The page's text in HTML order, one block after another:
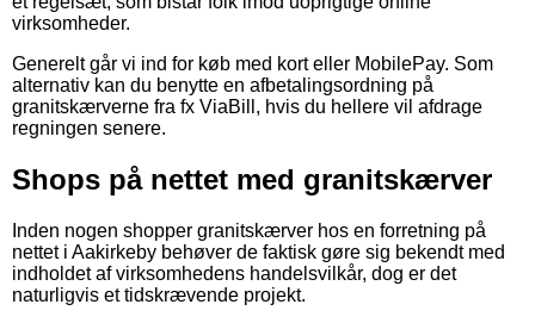
virksomheder.
Generelt går vi ind for køb med kort eller MobilePay. Som
alternativ kan du benytte en afbetalingsordning på
granitskærverne fra fx ViaBill, hvis du hellere vil afdrage
regningen senere.
Shops på nettet med granitskærver
Inden nogen shopper granitskærver hos en forretning på
nettet i Aakirkeby behøver de faktisk gøre sig bekendt med
indholdet af virksomhedens handelsvilkår, dog er det
naturligvis et tidskrævende projekt.